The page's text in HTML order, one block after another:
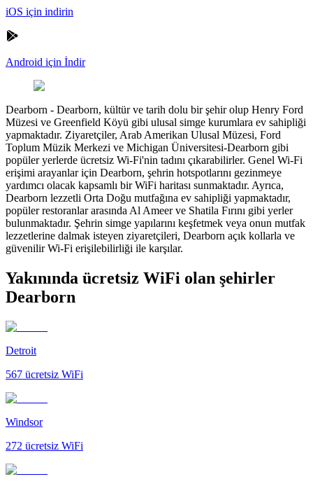
iOS için indirin
Android için İndir
Dearborn - Dearborn, kültür ve tarih dolu bir şehir olup Henry Ford
Müzesi ve Greenfield Köyü gibi ulusal simge kurumlara ev sahipliği
yapmaktadır. Ziyaretçiler, Arab Amerikan Ulusal Müzesi, Ford
Toplum Müzik Merkezi ve Michigan Üniversitesi-Dearborn gibi
popüler yerlerde ücretsiz Wi-Fi'nin tadını çıkarabilirler. Genel Wi-Fi
erişimi arayanlar için Dearborn, şehrin hotspotlarını gezinmeye
yardımcı olacak kapsamlı bir WiFi haritası sunmaktadır. Ayrıca,
Dearborn lezzetli Orta Doğu mutfağına ev sahipliği yapmaktadır,
popüler restoranlar arasında Al Ameer ve Shatila Fırını gibi yerler
bulunmaktadır. Şehrin simge yapılarını keşfetmek veya onun mutfak
lezzetlerine dalmak isteyen ziyaretçileri, Dearborn açık kollarla ve
güvenilir Wi-Fi erişilebilirliği ile karşılar.
Yakınında ücretsiz WiFi olan şehirler
Dearborn
Detroit
567 ücretsiz WiFi
Windsor
272 ücretsiz WiFi